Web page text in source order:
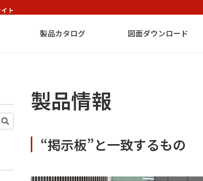
製品カタログ 図面ダウンロード
製品情報
“掲示板”と一致するもの